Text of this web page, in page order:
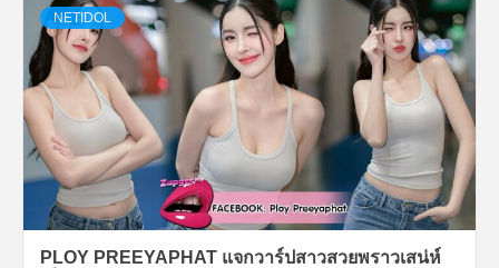
NETIDOL
PLOY PREEYAPHAT แจกวาร์ปสาวสวยพราวเสน่ห์